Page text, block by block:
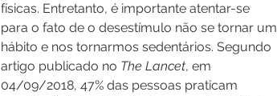
físicas. Entretanto, é importante atentar-se
para o fato de o desestímulo não se tornar um
hábito e nos tornarmos sedentários. Segundo
artigo publicado no The Lancet, em
04/09/2018, 47% das pessoas praticam